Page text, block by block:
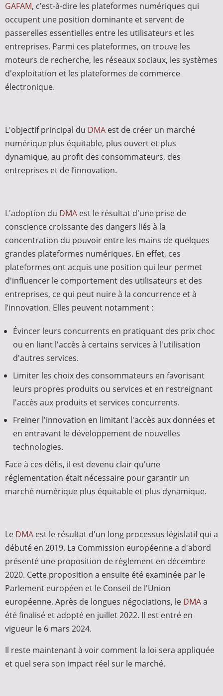
GAFAM, c’est-à-dire les plateformes numériques qui
occupent une position dominante et servent de
passerelles essentielles entre les utilisateurs et les
entreprises. Parmi ces plateformes, on trouve les
moteurs de recherche, les réseaux sociaux, les systèmes
d'exploitation et les plateformes de commerce
électronique.
L'objectif principal du DMA est de créer un marché
numérique plus équitable, plus ouvert et plus
dynamique, au profit des consommateurs, des
entreprises et de l’innovation.
L'adoption du DMA est le résultat d'une prise de
conscience croissante des dangers liés à la
concentration du pouvoir entre les mains de quelques
grandes plateformes numériques. En effet, ces
plateformes ont acquis une position qui leur permet
d'influencer le comportement des utilisateurs et des
entreprises, ce qui peut nuire à la concurrence et à
l’innovation. Elles peuvent notamment :
Évincer leurs concurrents en pratiquant des prix choc
ou en liant l'accès à certains services à l'utilisation
d'autres services.
Limiter les choix des consommateurs en favorisant
leurs propres produits ou services et en restreignant
l'accès aux produits et services concurrents.
Freiner l'innovation en limitant l'accès aux données et
en entravant le développement de nouvelles
technologies.
Face à ces défis, il est devenu clair qu'une
réglementation était nécessaire pour garantir un
marché numérique plus équitable et plus dynamique.
Le DMA est le résultat d'un long processus législatif qui a
débuté en 2019. La Commission européenne a d'abord
présenté une proposition de règlement en décembre
2020. Cette proposition a ensuite été examinée par le
Parlement européen et le Conseil de l'Union
européenne. Après de longues négociations, le DMAa
été finalisé et adopté en juillet 2022. Il est entré en
vigueur le 6 mars 2024.
Il reste maintenant à voir comment la loi sera appliquée
et quel sera son impact réel sur le marché.